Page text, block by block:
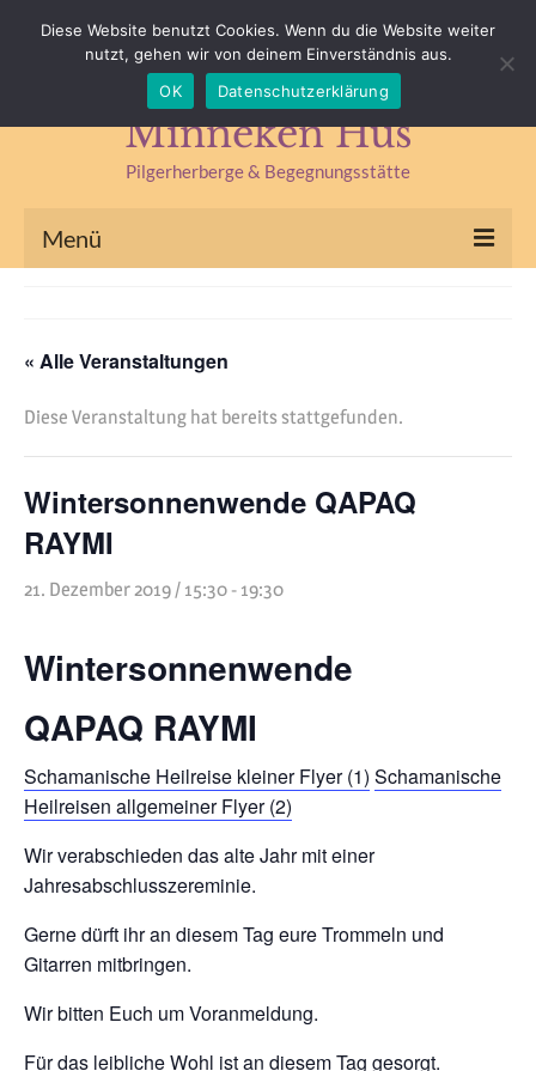
Impressum Datenschutz Kontakt & Anfahrt
Suchen
nach:
Minneken Hus
Pilgerherberge & Begegnungsstätte
Menü
Kräuterlädchen
Seminare & Fasten
Kräuterseminare
Heilreisen
Fasten und Pilgern
« Alle Veranstaltungen
Diese Veranstaltung hat bereits stattgefunden.
Wintersonnenwende QAPAQ
RAYMI
21. Dezember 2019 / 15:30 - 19:30
Wintersonnenwende
QAPAQ RAYMI
Schamanische Heilreise kleiner Flyer (1) Schamanische
Heilreisen allgemeiner Flyer (2)
Wir verabschieden das alte Jahr mit einer
Jahresabschlusszereminie.
Gerne dürft ihr an diesem Tag eure Trommeln und
Gitarren mitbringen.
Wir bitten Euch um Voranmeldung.
Für das leibliche Wohl ist an diesem Tag gesorgt.
Diese Website benutzt Cookies. Wenn du die Website weiter
nutzt, gehen wir von deinem Einverständnis aus.
OK
Datenschutzerklärung